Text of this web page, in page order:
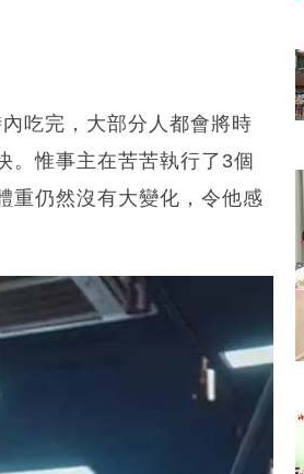
吃完，大部分人都會將時
。惟事主在苦苦執行了3個
重仍然沒有大變化，令他感